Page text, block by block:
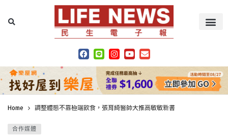
Home 調整體態不靠極端飲食，張育綺醫師大推高敏敏新書
合作媒體